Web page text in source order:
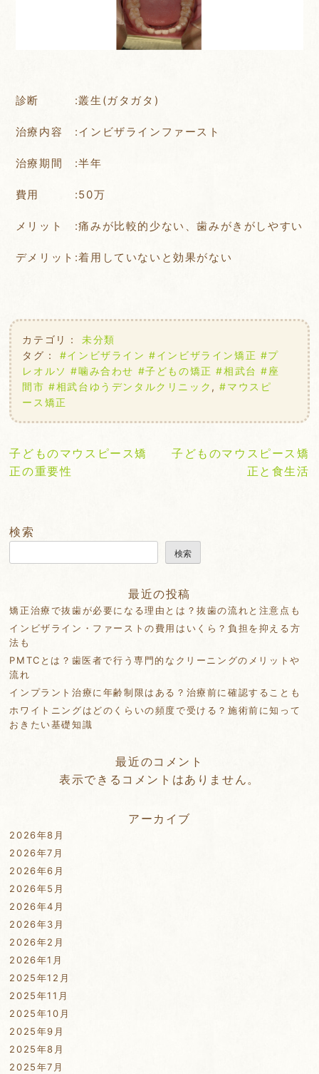
診断 :叢生 (ガタガタ )
治療内容 :インビザラインファースト
治療期間 :半年
費用 :50万
メリット :痛みが比較的少ない、歯みがきがしやすい
デメリット :着用していないと効果がない
カテゴリ：未分類
タグ： #インビザライン #インビザライン矯正 #プ
レオルソ #噛み合わせ #子どもの矯正 #相武台 #座
間市 #相武台ゆうデンタルクリニック ,#マウスピ
ース矯正
投
稿
ゲ
ー
シ
子どものマウスピース矯
正の重要性
子どものマウスピース矯
正と食生活
検索
検索
最近の投稿
矯正治療で抜歯が必要になる理由とは？抜歯の流れと注意点も
インビザライン・ファーストの費用はいくら？負担を抑える方
法も
PMTCとは？歯医者で行う専門的なクリーニングのメリットや
流れ
インプラント治療に年齢制限はある？治療前に確認することも
ホワイトニングはどのくらいの頻度で受ける？施術前に知って
おきたい基礎知識
最近のコメント
表示できるコメントはありません。
アーカイブ
2026年8月
2026年7月
2026年6月
2026年5月
2026年4月
2026年3月
2026年2月
2026年1月
2025年12月
2025年11月
2025年10月
2025年9月
2025年8月
2025年7月